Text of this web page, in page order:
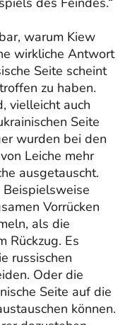
warum Kiew
wirkliche Antwort
Seite scheint
zu haben.
vielleicht auch
Seite
wurden bei den
Leiche mehr
ausgetauscht.
Beispielsweise
Vorrücken
als die
Rückzug. Es
russischen
Oder die
Seite auf die
können.